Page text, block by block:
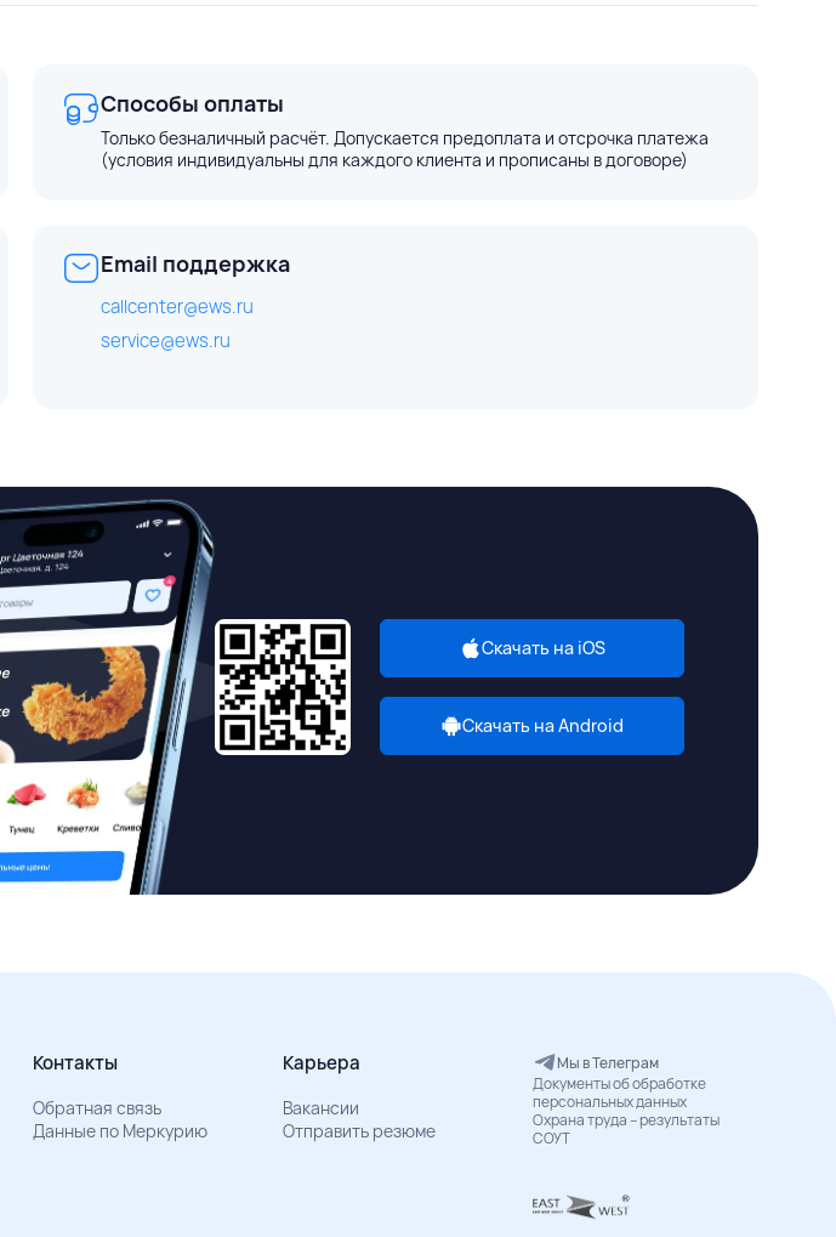
Способы оплаты
Только безналичный расчёт. Допускается предоплата и отсрочка платежа
(условия индивидуальны для каждого клиента и прописаны в договоре)
Email поддержка
callcenter@ews.ru
service@ews.ru
Скачать на iOS
Скачать на Android
Контакты
Обратная связь
Данные по Меркурию
Карьера
Вакансии
Отправить резюме
Мы в Телеграм
Документы об обработке
персональных данных
Охрана труда – результаты
СОУТ